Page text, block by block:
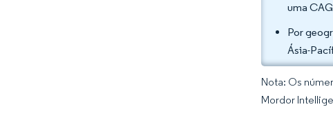
uma
Por
Ásia-
Nota: Os
Mordor